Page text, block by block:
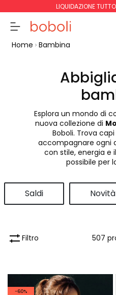
LIQUIDAZIONE
Totale
Continua
Home Bambina
Esplora un mondo di
nuova collezione di
Boboli. Trova
accompagnare ogni
con stile, energia
possibile per
Saldi Novità
Filtro 507
-60%